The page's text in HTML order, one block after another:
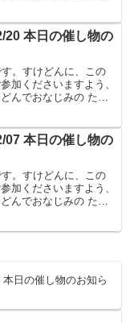
20 本日の催し物の
。すけどんに、この
加くださいますよう、
んでおなじみの たま
07 本日の催し物の
。すけどんに、この
加くださいますよう、
んでおなじみの たま
日の催し物のお知ら